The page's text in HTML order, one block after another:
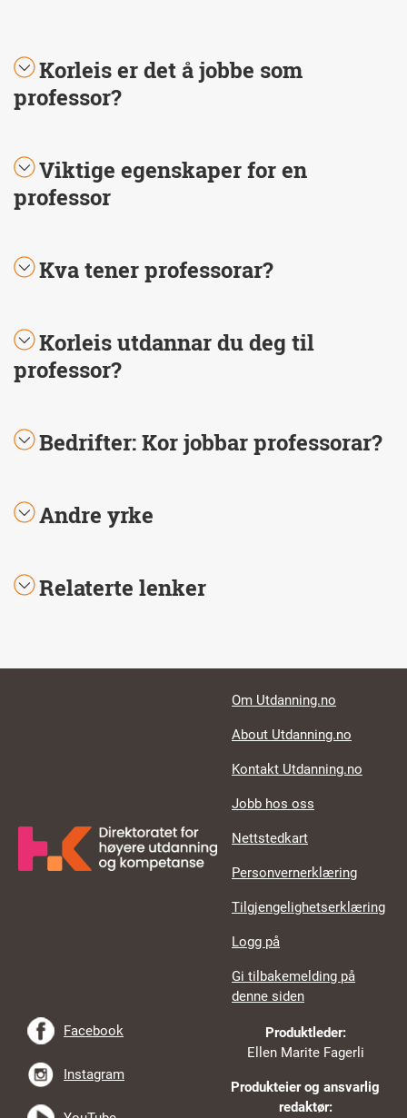
Korleis er det å jobbe som
professor?
Viktige egenskaper for en
professor
Kva tener professorar?
Korleis utdannar du deg til
professor?
Bedrifter: Kor jobbar professorar?
Andre yrke
Relaterte lenker
Footer links
Om Utdanning.no
About Utdanning.no
Kontakt Utdanning.no
Jobb hos oss
Nettstedkart
Personvernerklæring
Tilgjengelighetserklæring
Logg på
Gi tilbakemelding på
denne siden
Produktleder:
Ellen Marite Fagerli
Produkteier og ansvarlig
redaktør:
Facebook
Instagram